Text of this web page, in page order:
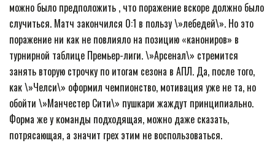
можно было предположить , что поражение вскоре должно было
случиться. Матч закончился 0:1 в пользу \»лебедей\». Но это
поражение ни как не повлияло на позицию «канониров» в
турнирной таблице Премьер-лиги. \»Арсенал\» стремится
занять вторую строчку по итогам сезона в АПЛ. Да, после того,
как \»Челси\» оформил чемпионство, мотивация уже не та, но
обойти \»Манчестер Сити\» пушкари жаждут принципиально.
Форма же у команды подходящая, можно даже сказать,
потрясающая, а значит грех этим не воспользоваться.